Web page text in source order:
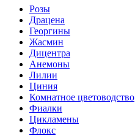
Розы
Драцена
Георгины
Жасмин
Дицентра
Анемоны
Лилии
Циния
Комнатное цветоводство
Фиалки
Цикламены
Флокс